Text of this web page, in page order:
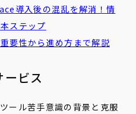
導入後 の混乱を解消！情
ステップ
要性から進め方まで解説
ビス
ール苦手意識の背景と克服